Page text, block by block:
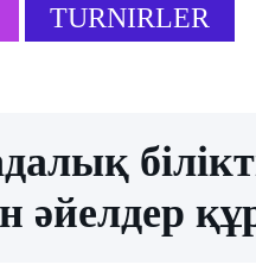
TURNIRLER
әйелдер